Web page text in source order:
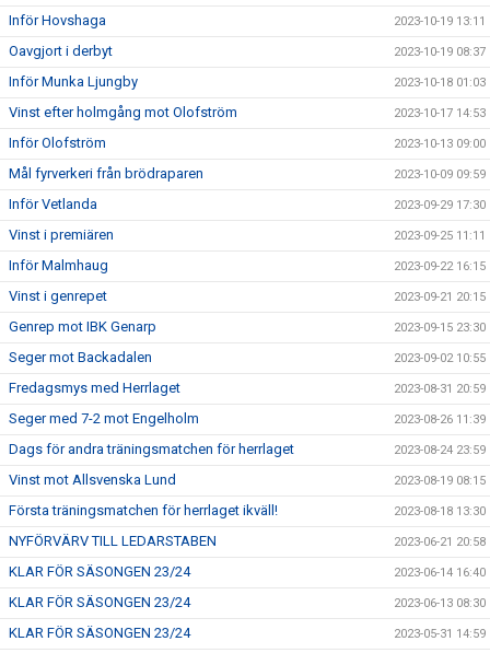
Inför Hovshaga 2023-10-19 13:11
Oavgjort i derbyt 2023-10-19 08:37
Inför Munka Ljungby 2023-10-18 01:03
Vinst efter holmgång mot Olofström 2023-10-17 14:53
Inför Olofström 2023-10-13 09:00
Mål fyrverkeri från brödraparen 2023-10-09 09:59
Inför Vetlanda 2023-09-29 17:30
Vinst i premiären 2023-09-25 11:11
Inför Malmhaug 2023-09-22 16:15
Vinst i genrepet 2023-09-21 20:15
Genrep mot IBK Genarp 2023-09-15 23:30
Seger mot Backadalen 2023-09-02 10:55
Fredagsmys med Herrlaget 2023-08-31 20:59
Seger med 7-2 mot Engelholm 2023-08-26 11:39
Dags för andra träningsmatchen för herrlaget 2023-08-24 23:59
Vinst mot Allsvenska Lund 2023-08-19 08:15
Första träningsmatchen för herrlaget ikväll! 2023-08-18 13:30
NYFÖRVÄRV TILL LEDARSTABEN 2023-06-21 20:58
KLAR FÖR SÄSONGEN 23/24 2023-06-14 16:40
KLAR FÖR SÄSONGEN 23/24 2023-06-13 08:30
KLAR FÖR SÄSONGEN 23/24 2023-05-31 14:59